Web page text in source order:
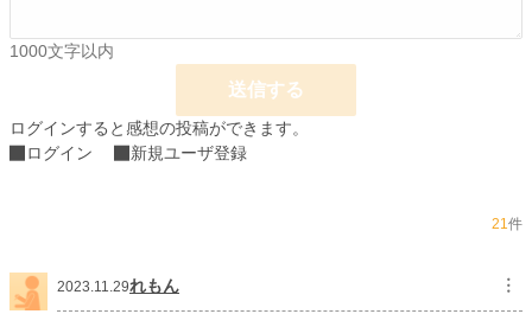
更新日時 2023.11.29 11:00
初回完結日時 2023.11.29 11:00
累計ポイント 704,305 pt (7,956 位)
1000文字以内
送信する
ログインすると感想の投稿ができます。
ログイン
新規ユーザ登録
21件
2023.11.29れもん ︙